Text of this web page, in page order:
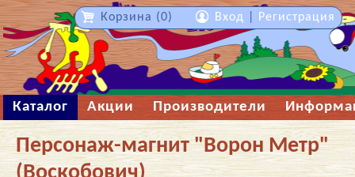
Каталог Акции Производители
Персонаж-магнит "Ворон Метр"
Корзина (0) Вход Регистрация